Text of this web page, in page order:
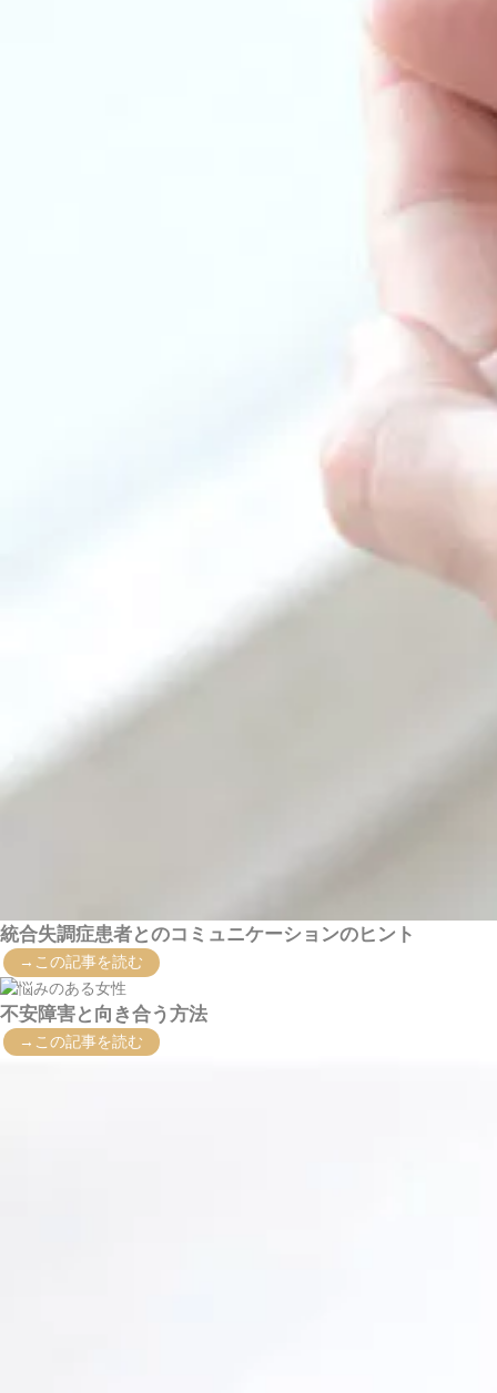
統合失調症患者とのコミュニケーションのヒント
→この記事を読む
不安障害と向き合う方法
→この記事を読む